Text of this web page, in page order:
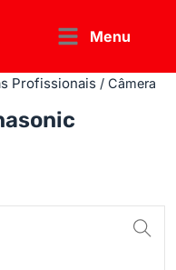
Menu
Profissionais / Câmera